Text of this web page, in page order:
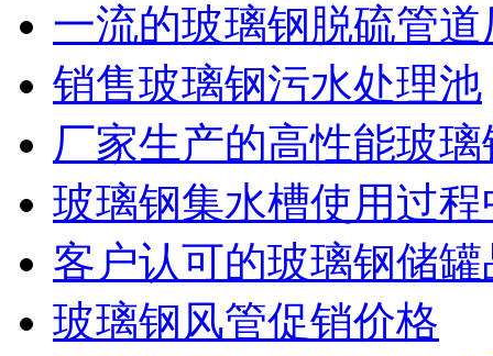
一流的玻璃钢脱硫管道
销售玻璃钢污水处理池
厂家生产的高性能玻
玻璃钢集水槽使用过
客户认可的玻璃钢储罐
玻璃钢风管促销价格